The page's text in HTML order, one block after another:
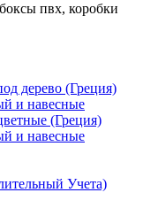
пвх, коробки
дерево (Греция)
и навесные
(Греция)
и навесные
Учета)